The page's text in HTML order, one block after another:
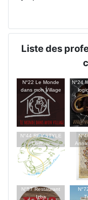
Liste des
N°22 Le Monde
dans mon Village
N°24
N°44 REV’STYLE
Coiffure
N°57 Restaurant
Izba